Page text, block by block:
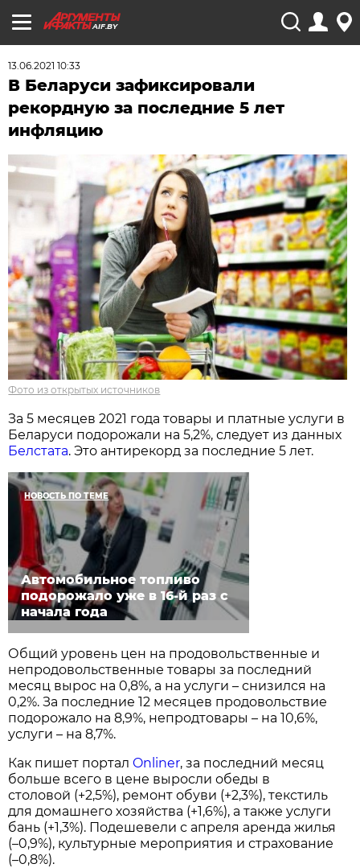
AIF.BY
13.06.2021 10:33
В Беларуси зафиксировали
рекордную за последние 5 лет
инфляцию
Фото из открытых источников
За 5 месяцев 2021 года товары и платные услуги в
Беларуси подорожали на 5,2%, следует из данных
Белстата. Это антирекорд за последние 5 лет.
НОВОСТЬ ПО ТЕМЕ
Автомобильное топливо
подорожало уже в 16-й раз с
начала года
Общий уровень цен на продовольственные и
непродовольственные товары за последний
месяц вырос на 0,8%, а на услуги – снизился на
0,2%. За последние 12 месяцев продовольствие
подорожало на 8,9%, непродтовары – на 10,6%,
услуги – на 8,7%.
Как пишет порталOnliner, за последний месяц
больше всего в цене выросли обеды в
столовой (+2,5%), ремонт обуви (+2,3%), текстиль
для домашнего хозяйства (+1,6%), а также услуги
бань (+1,3%). Подешевели с апреля аренда жилья
(–0,9%), культурные мероприятия и страхование
(–0,8%).